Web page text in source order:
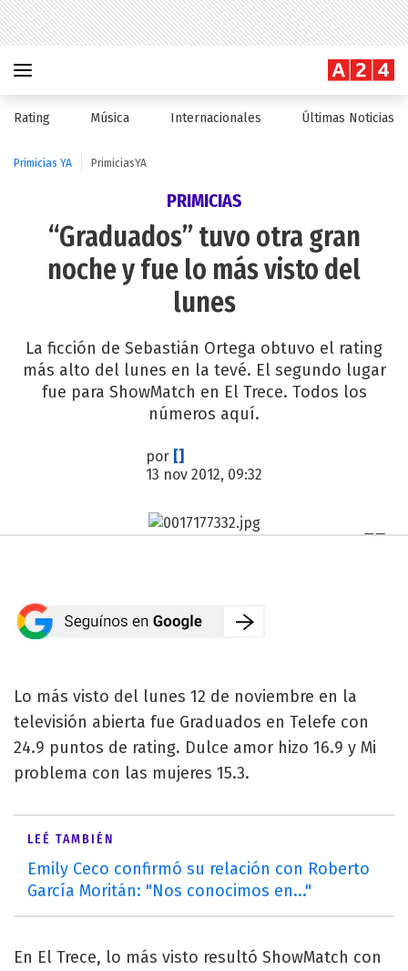
Rating Música Internacionales Últimas Noticias
Primicias YA PrimiciasYA
PRIMICIAS
“Graduados” tuvo otra gran
noche y fue lo más visto del
lunes
La ficción de Sebastián Ortega obtuvo el rating
más alto del lunes en la tevé. El segundo lugar
fue para ShowMatch en El Trece. Todos los
números aquí.
por []
13 nov 2012, 09:32
Lo más visto del lunes 12 de noviembre en la
televisión abierta fue Graduados en Telefe con
24.9 puntos de rating. Dulce amor hizo 16.9 y Mi
problema con las mujeres 15.3.
LEÉ TAMBIÉN
Emily Ceco confirmó su relación con Roberto
García Moritán: "Nos conocimos en..."
En El Trece, lo más visto resultó ShowMatch con